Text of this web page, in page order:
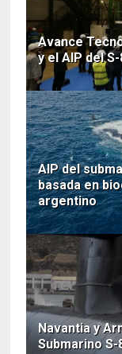
Avance
y el AIP del
AIP del
basada en
argentino
Navantia y
Submarino